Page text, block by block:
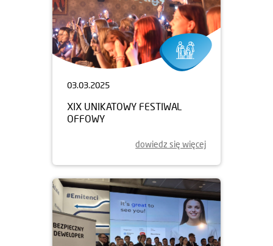
03.03.2025
XIX UNIKATOWY FESTIWAL
OFFOWY
dowiedz się więcej